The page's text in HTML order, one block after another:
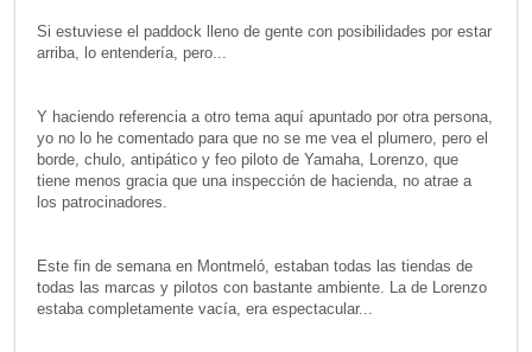
Si estuviese el paddock lleno de gente con posibilidades por estar
arriba, lo entendería, pero...
Y haciendo referencia a otro tema aquí apuntado por otra persona,
yo no lo he comentado para que no se me vea el plumero, pero el
borde, chulo, antipático y feo piloto de Yamaha, Lorenzo, que
tiene menos gracia que una inspección de hacienda, no atrae a
los patrocinadores.
Este fin de semana en Montmeló, estaban todas las tiendas de
todas las marcas y pilotos con bastante ambiente. La de Lorenzo
estaba completamente vacía, era espectacular...